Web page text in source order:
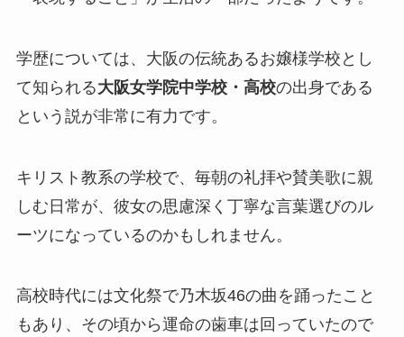
学歴については、大阪の伝統あるお嬢様学校とし
て知られる大阪女学院中学校・高校の出身である
という説が非常に有力です。
キリスト教系の学校で、毎朝の礼拝や賛美歌に親
しむ日常が、彼女の思慮深く丁寧な言葉選びのル
ーツになっているのかもしれません。
高校時代には文化祭で乃木坂46の曲を踊ったこと
もあり、その頃から運命の歯車は回っていたので